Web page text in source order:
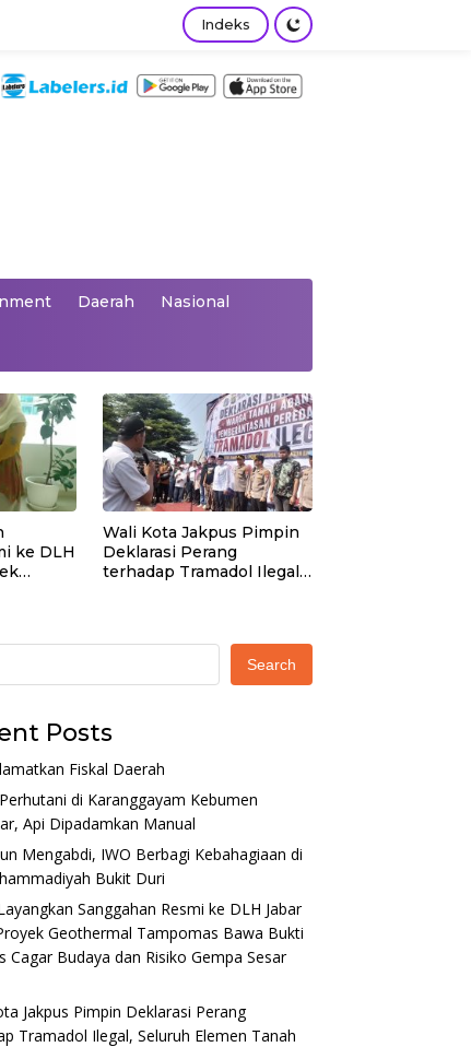
Indeks
Daerah Nasional
ke DLH
Gempa
Wali Kota Jakpus Pimpin
Deklarasi Perang
terhadap Tramadol Ilegal,
Search
Posts
Fiskal Daerah
di Karanggayam Kebumen
Api Dipadamkan Manual
Mengabdi, IWO Berbagi Kebahagiaan di
Bukit Duri
Sanggahan Resmi ke DLH Jabar
Geothermal Tampomas Bawa Bukti
Cagar Budaya dan Risiko Gempa Sesar
Jakpus Pimpin Deklarasi Perang
Tramadol Ilegal, Seluruh Elemen Tanah